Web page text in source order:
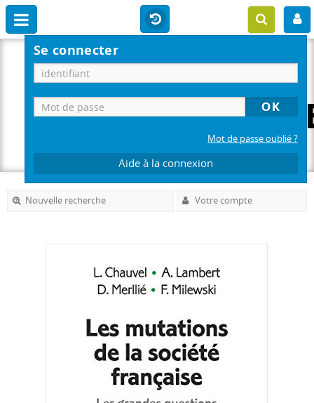
Se connecter
Mot de passe oublié ?
Aide à la connexion
Nouvelle recherche Votre compte